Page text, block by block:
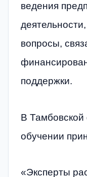
ведения
вопросы,
поддержки.
В Тамбовской
обучении
«Эксперты